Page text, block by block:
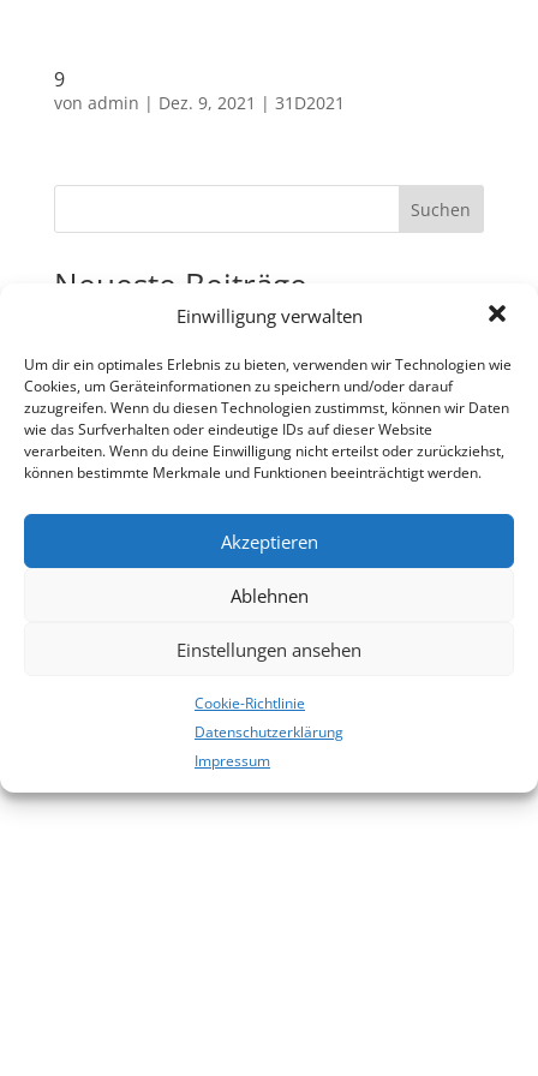
Einwilligung verwalten
Um dir ein optimales Erlebnis zu bieten, verwenden wir Technologien wie
Cookies, um Geräteinformationen zu speichern und/oder darauf
zuzugreifen. Wenn du diesen Technologien zustimmst, können wir Daten
wie das Surfverhalten oder eindeutige IDs auf dieser Website
verarbeiten. Wenn du deine Einwilligung nicht erteilst oder zurückziehst,
können bestimmte Merkmale und Funktionen beeinträchtigt werden.
Akzeptieren
Ablehnen
Einstellungen ansehen
Cookie-Richtlinie
Datenschutzerklärung
Impressum
9
von admin | Dez. 9, 2021 | 31D2021
Suchen
Neueste Beiträge
30
29
28
27
Neueste Kommentare